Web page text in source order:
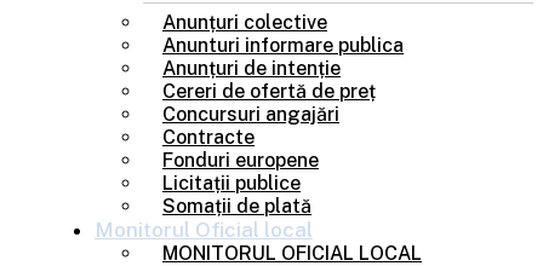
Anunțuri colective
Anunturi informare publica
Anunțuri de intenție
Cereri de ofertă de preț
Concursuri angajări
Contracte
Fonduri europene
Licitații publice
Somații de plată
Monitorul Oficial local
MONITORUL OFICIAL LOCAL